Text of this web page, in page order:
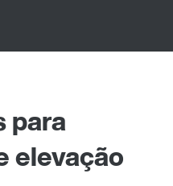
para
elevação